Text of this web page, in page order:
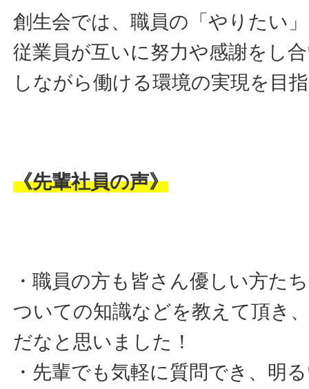
創生会では、職員の「やりたい
従業員が互いに努力や感謝をし
しながら働ける環境の実現を目
《先輩社員の声》
・職員の方も皆さん優しい方た
ついての知識などを教えて頂き
だなと思いました！
・先輩でも気軽に質問でき、明